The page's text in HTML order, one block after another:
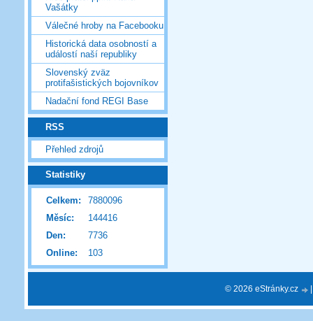
Vašátky
Válečné hroby na Facebooku
Historická data osobností a
událostí naší republiky
Slovenský zväz
protifašistických bojovníkov
Nadační fond REGI Base
RSS
Přehled zdrojů
Statistiky
Online: 103
Celkem:
7880096
Měsíc:
144416
Den:
7736
© 2026 eStránky.cz